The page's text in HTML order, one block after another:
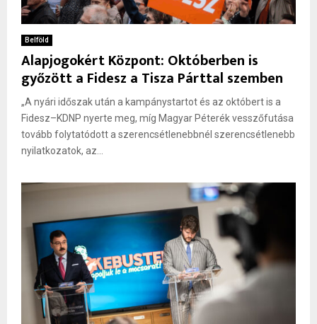
Belföld
Alapjogokért Központ: Októberben is
győzött a Fidesz a Tisza Párttal szemben
„A nyári időszak után a kampánystartot és az októbert is a
Fidesz–KDNP nyerte meg, míg Magyar Péterék vesszőfutása
tovább folytatódott a szerencsétlenebbnél szerencsétlenebb
nyilatkozatok, az...